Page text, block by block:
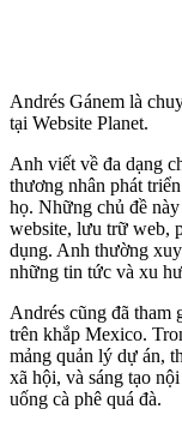
Andrés Gánem là
tại Website Planet.
Anh viết về đa dạng
thương nhân phát
họ. Những chủ đề
website, lưu trữ web,
dụng. Anh thường
những tin tức và xu
Andrés cũng đã tham
trên khắp Mexico.
mảng quản lý dự án,
xã hội, và sáng tạo
uống cà phê quá đà.